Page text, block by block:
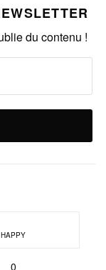
du contenu !
HAPPY
0